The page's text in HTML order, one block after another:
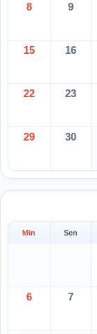
8 9
15 16
22 23
29 30
Min Sen
6 7